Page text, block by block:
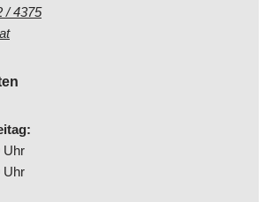
/ 4375
Uhr
Uhr